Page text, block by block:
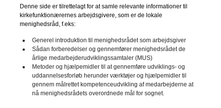
Denne side er tilrettelagt for at samle relevante informationer til
kirkefunktionærernes arbejdsgivere, som er de lokale
menighedsråd, f.eks:
Generel introduktion til menighedsrådet som arbejdsgiver
Sådan forberedelser og gennemfører menighedsrådet de
årlige medarbejderudviklingssamtaler (MUS)
Metoder og hjælpemidler til at gennemføre udviklings- og
uddannelsesforløb herunder værktøjer og hjælpemidler til
gennem målrettet kompetenceudvikling af medarbejderne at
nå menighedsrådets overordnede mål for sognet.